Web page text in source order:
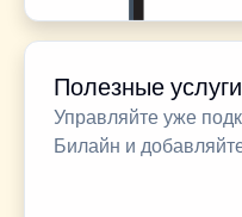
Полезные
Управляйте уже
Билайн и